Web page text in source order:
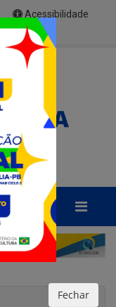
Acessibilidade
Fechar